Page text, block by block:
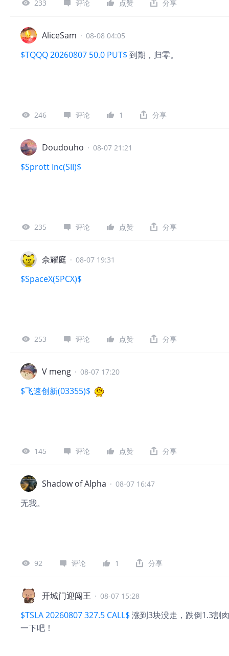
233 评论 点赞 分享
AliceSam · 08-08 04:05
$TQQQ 20260807 50.0 PUT$ 到期，归零。
246 评论 1 分享
Doudouho · 08-07 21:21
$Sprott Inc(SII)$
235 评论 点赞 分享
佘耀庭 · 08-07 19:31
$SpaceX(SPCX)$
253 评论 点赞 分享
V meng · 08-07 17:20
$飞速创新(03355)$
145 评论 点赞 分享
Shadow of Alpha · 08-07 16:47
无我。
92 评论 1 分享
开城门迎闯王 · 08-07 15:28
$TSLA 20260807 327.5 CALL$ 涨到3块没走，跌倒1.3割
一下吧！